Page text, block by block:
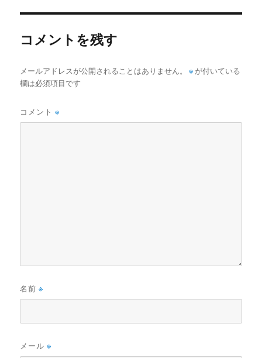
コメントを残す
メールアドレスが公開されることはありません。 ※ が付いている
欄は必須項目です
コメント※
名前※
メール※